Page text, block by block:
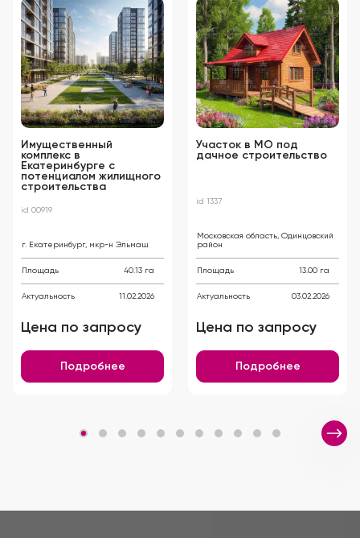
Имущественный
комплекс в
Екатеринбурге с
потенциалом жилищного
строительства
id 00919
г. Екатеринбург, мкр-н Эльмаш
Площадь 40.13 га
Актуальность 11.02.2026
Цена по запросу
Подробнее
Участок в МО под
дачное строительство
id 1337
Московская область, Одинцовский
район
Площадь 13.00 га
Актуальность 03.02.2026
Цена по запросу
Подробнее